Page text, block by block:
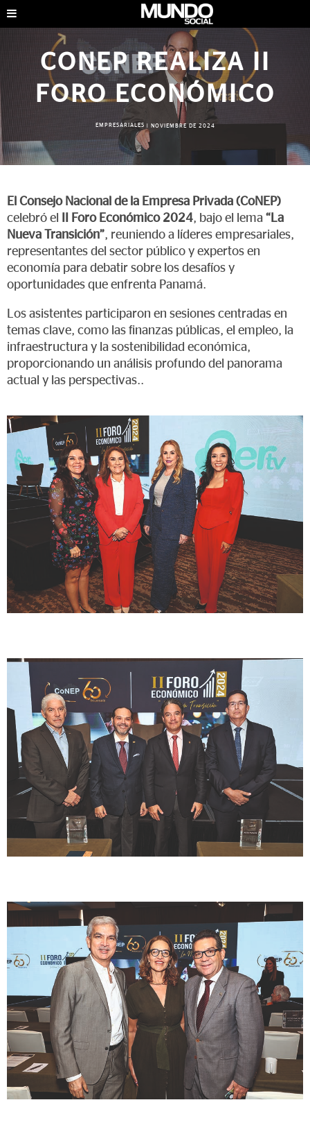
CONEP REALIZA II
FORO ECONÓMICO
EMPRESARIALES NOVIEMBRE DE 2024
El Consejo Nacional de la Empresa Privada (CoNEP)
celebró el
II Foro Económico 2024, bajo el lema “La
Nueva Transición”, reuniendo a líderes empresariales,
representantes del sector público y expertos en
economía para debatir sobre los desafíos y
oportunidades que enfrenta Panamá.
Los asistentes participaron en sesiones centradas en
temas clave, como las finanzas públicas, el empleo, la
infraestructura y la sostenibilidad económica,
proporcionando un análisis profundo del panorama
actual y las perspectivas..